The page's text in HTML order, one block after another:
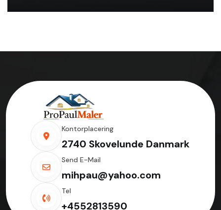
Kontorplacering
2740 Skovelunde Danmark
Send E-Mail
mihpau@yahoo.com
Tel
+4552813590